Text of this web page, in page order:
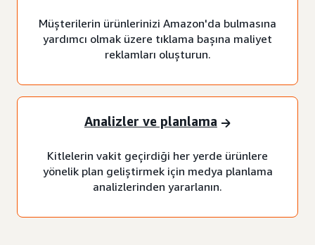
Müşterilerin ürünlerinizi Amazon'da bulmasına
yardımcı olmak üzere tıklama başına maliyet
reklamları oluşturun.
Analizler ve planlama
Kitlelerin vakit geçirdiği her yerde ürünlere
yönelik plan geliştirmek için medya planlama
analizlerinden yararlanın.